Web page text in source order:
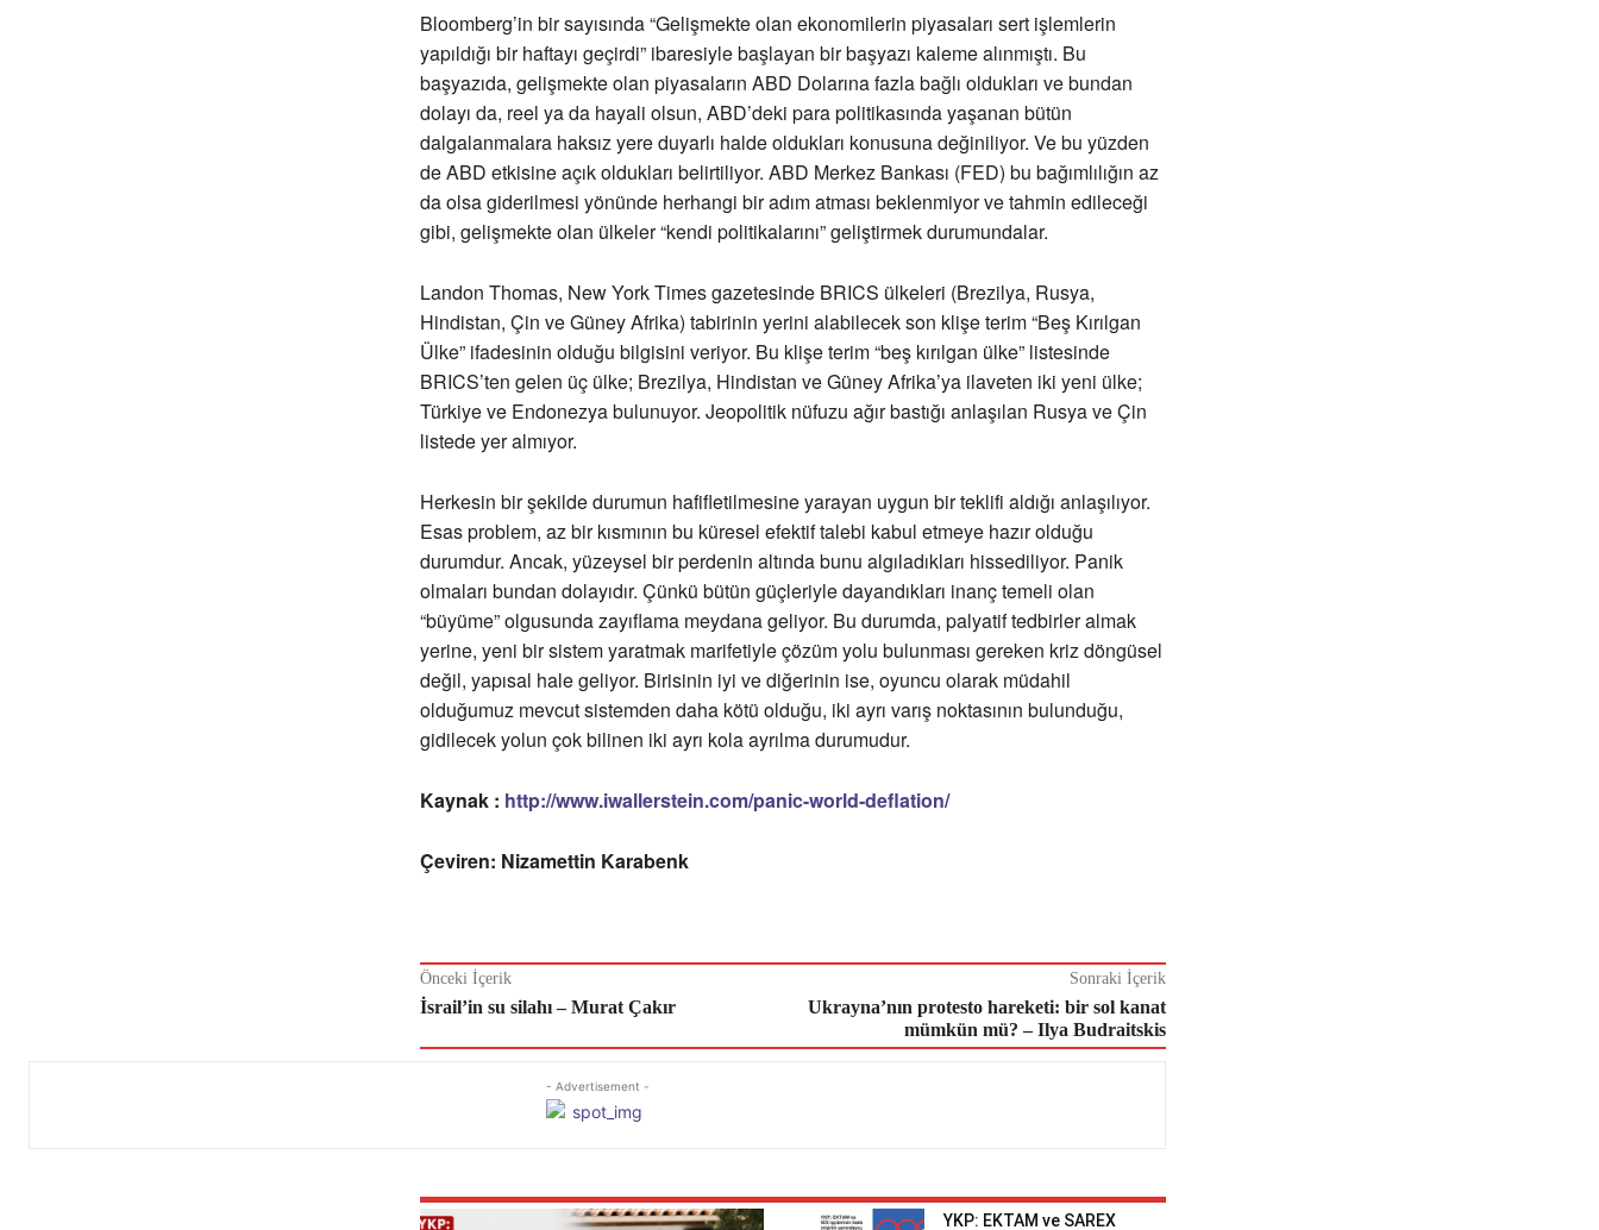
Bloomberg’in bir sayısında “Gelişmekte olan ekonomilerin piyasaları sert işlemlerin
yapıldığı bir haftayı geçirdi” ibaresiyle başlayan bir başyazı kaleme alınmıştı. Bu
başyazıda, gelişmekte olan piyasaların ABD Dolarına fazla bağlı oldukları ve bundan
dolayı da, reel ya da hayali olsun, ABD’deki para politikasında yaşanan bütün
dalgalanmalara haksız yere duyarlı halde oldukları konusuna değiniliyor. Ve bu yüzden
de ABD etkisine açık oldukları belirtiliyor. ABD Merkez Bankası (FED) bu bağımlılığın az
da olsa giderilmesi yönünde herhangi bir adım atması beklenmiyor ve tahmin edileceği
gibi, gelişmekte olan ülkeler “kendi politikalarını” geliştirmek durumundalar.
Landon Thomas, New York Times gazetesinde BRICS ülkeleri (Brezilya, Rusya,
Hindistan, Çin ve Güney Afrika) tabirinin yerini alabilecek son klişe terim “Beş Kırılgan
Ülke” ifadesinin olduğu bilgisini veriyor. Bu klişe terim “beş kırılgan ülke” listesinde
BRICS’ten gelen üç ülke; Brezilya, Hindistan ve Güney Afrika’ya ilaveten iki yeni ülke;
Türkiye ve Endonezya bulunuyor. Jeopolitik nüfuzu ağır bastığı anlaşılan Rusya ve Çin
listede yer almıyor.
Herkesin bir şekilde durumun hafifletilmesine yarayan uygun bir teklifi aldığı anlaşılıyor.
Esas problem, az bir kısmının bu küresel efektif talebi kabul etmeye hazır olduğu
durumdur. Ancak, yüzeysel bir perdenin altında bunu algıladıkları hissediliyor. Panik
olmaları bundan dolayıdır. Çünkü bütün güçleriyle dayandıkları inanç temeli olan
“büyüme” olgusunda zayıflama meydana geliyor. Bu durumda, palyatif tedbirler almak
yerine, yeni bir sistem yaratmak marifetiyle çözüm yolu bulunması gereken kriz döngüsel
değil, yapısal hale geliyor. Birisinin iyi ve diğerinin ise, oyuncu olarak müdahil
olduğumuz mevcut sistemden daha kötü olduğu, iki ayrı varış noktasının bulunduğu,
gidilecek yolun çok bilinen iki ayrı kola ayrılma durumudur.
Kaynak : http://www.iwallerstein.com/panic-world-deflation/
Çeviren: Nizamettin Karabenk
Önceki İçerik
İsrail’in su silahı – Murat Çakır
Sonraki İçerik
Ukrayna’nın protesto hareketi: bir sol kanat
mümkün mü? – Ilya Budraitskis
- Advertisement -
YKP: EKTAM ve SAREX